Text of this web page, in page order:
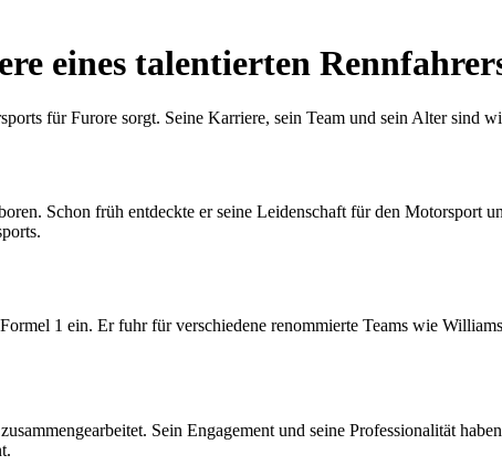
eines talentierten
für Furore sorgt. Seine Karriere, sein Team und sein Alter sind
Schon früh entdeckte er seine Leidenschaft für den Motorsport
1 ein. Er fuhr für verschiedene renommierte Teams wie
Sein Engagement und seine Professionalität